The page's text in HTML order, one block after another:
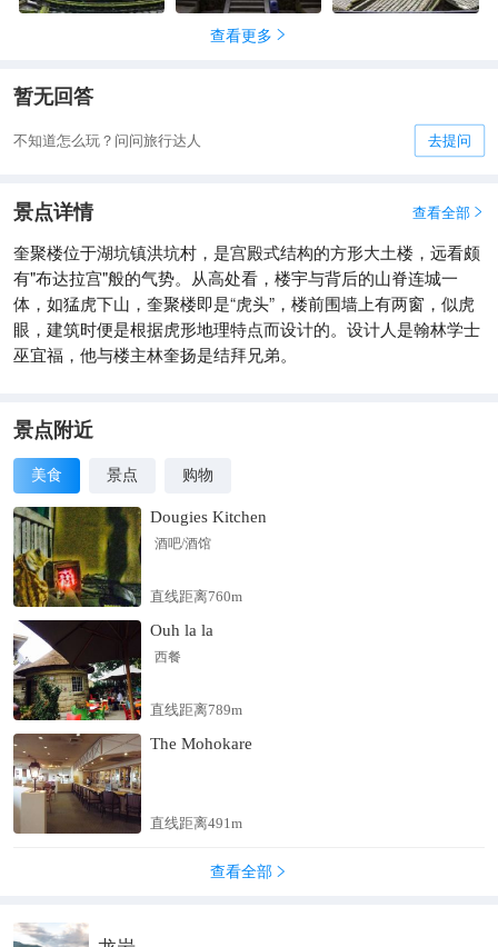
查看更多 
暂无回答
不知道怎么玩？问问旅行达人 去提问
景点详情 查看全部 
奎聚楼位于湖坑镇洪坑村，是宫殿式结构的方形大土楼，远看颇
有"布达拉宫"般的气势。从高处看，楼宇与背后的山脊连城一
体，如猛虎下山，奎聚楼即是“虎头”，楼前围墙上有两窗，似虎
眼，建筑时便是根据虎形地理特点而设计的。设计人是翰林学士
巫宜福，他与楼主林奎扬是结拜兄弟。
景点附近
美食 景点 购物
Dougies Kitchen
酒吧/酒馆
直线距离760m
Ouh la la
西餐
直线距离789m
The Mohokare
直线距离491m
查看全部 